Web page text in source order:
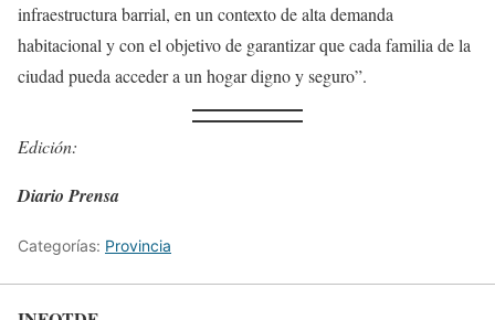
infraestructura barrial, en un contexto de alta demanda
habitacional y con el objetivo de garantizar que cada familia de la
ciudad pueda acceder a un hogar digno y seguro”.
Edición:
Diario Prensa
Categorías: Provincia